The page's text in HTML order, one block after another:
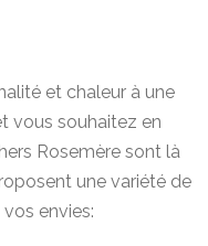
et chaleur à une
vous souhaitez en
Rosemère sont là
une variété de
envies: